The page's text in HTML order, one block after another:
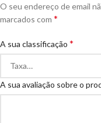
O seu endereço de email
marcados com *
A sua classificação *
A sua avaliação sobre o